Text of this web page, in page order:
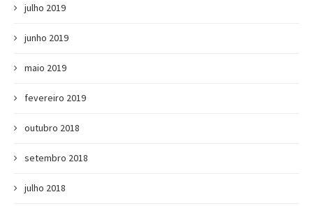
julho 2019
junho 2019
maio 2019
fevereiro 2019
outubro 2018
setembro 2018
julho 2018